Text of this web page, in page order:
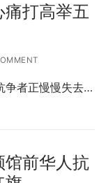
打高举五
争者正慢慢失去…
馆前华人抗